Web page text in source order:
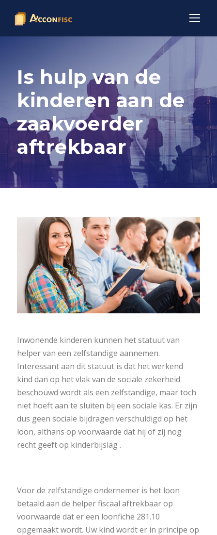
Is hulp van de
kinderen aan de
zaakvoerder
aftrekbaar
Inwonende kinderen kunnen het statuut van
helper van een zelfstandige aannemen.
Interessant aan dit statuut is dat het werkend
kind dan op het vlak van de sociale zekerheid
beschouwd wordt als een zelfstandige, maar toch
niet hoeft aan te sluiten bij een sociale kas. Er zijn
dus geen sociale bijdragen verschuldigd op het
loon, althans op voorwaarde dat hij of zij nog
recht geeft op kinderbijslag .
Voor de zelfstandige ondernemer is het loon
betaald aan de helper fiscaal aftrekbaar op
voorwaarde dat er een loonfiche 281.10
opgemaakt wordt. Uw kind wordt er in principe op